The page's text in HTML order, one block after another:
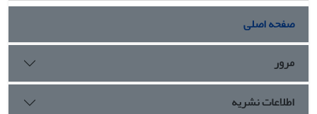
صفحه اصلی
مرور
اطلاعات نشریه